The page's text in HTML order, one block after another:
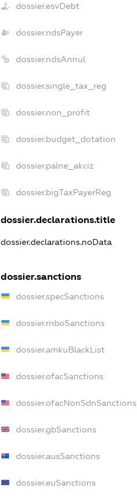
dossier.esvDebt
dossier.ndsPayer
dossier.ndsAnnul
dossier.single_tax_reg
dossier.non_profit
dossier.budget_dotation
dossier.palne_akciz
dossier.bigTaxPayerReg
dossier.declarations.title
dossier.declarations.noData
dossier.sanctions
dossier.specSanctions
dossier.rnboSanctions
dossier.amkuBlackList
dossier.ofacSanctions
dossier.ofacNonSdnSanctions
dossier.gbSanctions
dossier.ausSanctions
dossier.euSanctions